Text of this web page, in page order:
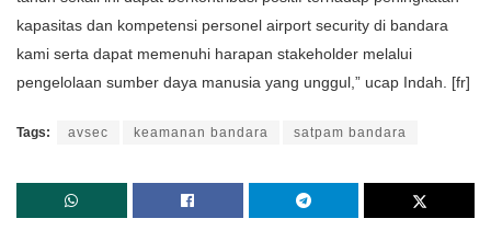
kapasitas dan kompetensi personel airport security di bandara
kami serta dapat memenuhi harapan stakeholder melalui
pengelolaan sumber daya manusia yang unggul,” ucap Indah. [fr]
Tags: avsec keamanan bandara satpam bandara